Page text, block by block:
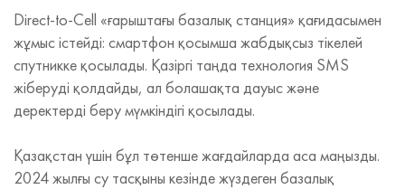
Direct-to-Cell «ғарыштағы базалық станция» қағидасымен
жұмыс істейді: смартфон қосымша жабдықсыз тікелей
спутникке қосылады. Қазіргі таңда технология SMS
жіберуді қолдайды, ал болашақта дауыс және
деректерді беру мүмкіндігі қосылады.
Қазақстан үшін бұл төтенше жағдайларда аса маңызды.
2024 жылғы су тасқыны кезінде жүздеген базалық